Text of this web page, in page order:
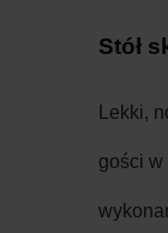
Stół
Lekki,
gości